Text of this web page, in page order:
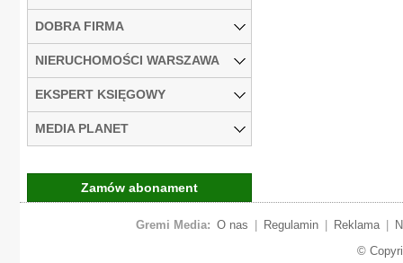
DOBRA FIRMA
NIERUCHOMOŚCI WARSZAWA
EKSPERT KSIĘGOWY
MEDIA PLANET
Zamów abonament
Gremi Media: O nas Regulamin Reklama
©